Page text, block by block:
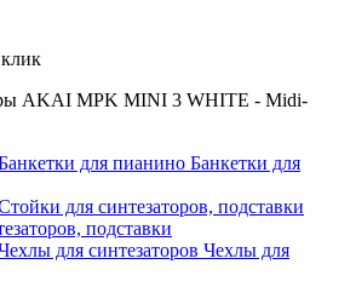
AKAI MPK MINI 3 WHITE - Midi-
Банкетки для
подставки
Чехлы для